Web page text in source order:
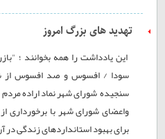
تهدید های بزرگ امروز
این یادداشت را همه بخوانند ؛
سودا / افسوس و صد افسوس از
سنجیده شورای شهر نماد اراده
واعضای شورای شهر با برخورداری
برای بهبود استانداردهای زندگی